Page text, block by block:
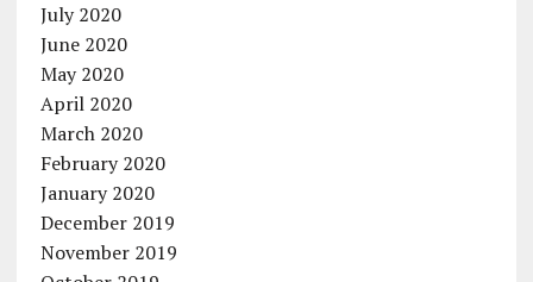
July 2020
June 2020
May 2020
April 2020
March 2020
February 2020
January 2020
December 2019
November 2019